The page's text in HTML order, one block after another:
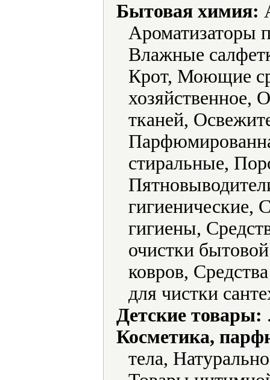
Бытовая химия:
Ароматизаторы
Влажные
Крот, Моющие
хозяйственное,
тканей,
стиральные,
гигиенические,
гигиены,
очистки
ковров,
для чистки
Детские товары:
Косметика,
тела,